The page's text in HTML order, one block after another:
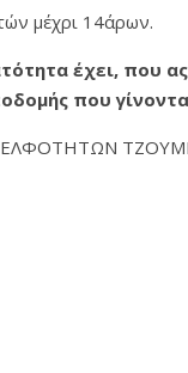
μέχρι 14άρων.
έχει,
που